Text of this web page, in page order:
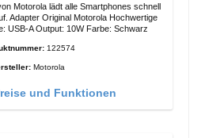
Motorola lädt alle Smartphones schnell
Hochwertige
USB-A Output: 10W Farbe: Schwarz
122574
Motorola
und Funktionen